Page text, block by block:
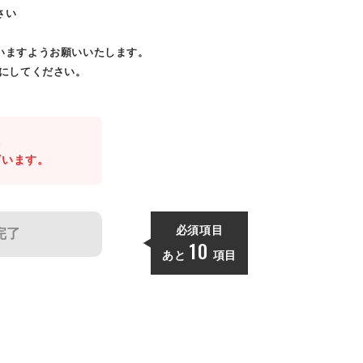
い
すようお願いいたします。
してください。
ます。
了 必須項目
あと 10 項目